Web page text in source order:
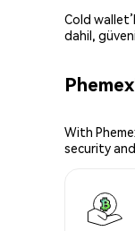
Cold
dahil,
With
security